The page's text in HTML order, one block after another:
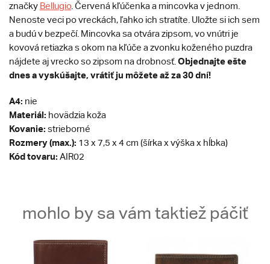
značky Bellugio. Červená kľúčenka a mincovka v jednom.
Nenoste veci po vreckách, ľahko ich stratíte. Uložte si ich sem
a budú v bezpečí. Mincovka sa otvára zipsom, vo vnútri je
kovová retiazka s okom na kľúče a zvonku koženého puzdra
nájdete aj vrecko so zipsom na drobnosť. Objednajte ešte
dnes a vyskúšajte, vrátiť ju môžete až za 30 dní!
A4: nie
Materiál: hovädzia koža
Kovanie: strieborné
Rozmery (max.): 13 x 7,5 x 4 cm (šírka x výška x hĺbka)
Kód tovaru: AIR02
mohlo by sa vám taktiež páčiť